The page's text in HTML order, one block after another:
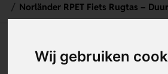
Wij gebruiken
Norländer RPET Fiets Rugtas –
Norländer RPET
Duurzaam en